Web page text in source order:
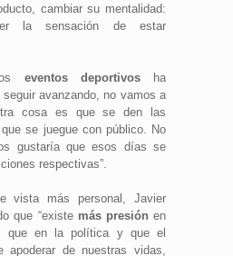
cambiar su mentalidad:
la sensación de estar
eventos deportivosha
seguir avanzando, no vamos a
cosa es que se den las
se juegue con público. No
gustaría que esos días se
respectivas”.
vista más personal, Javier
que “existe más presión en
que en la política y que el
apoderar de nuestras vidas,